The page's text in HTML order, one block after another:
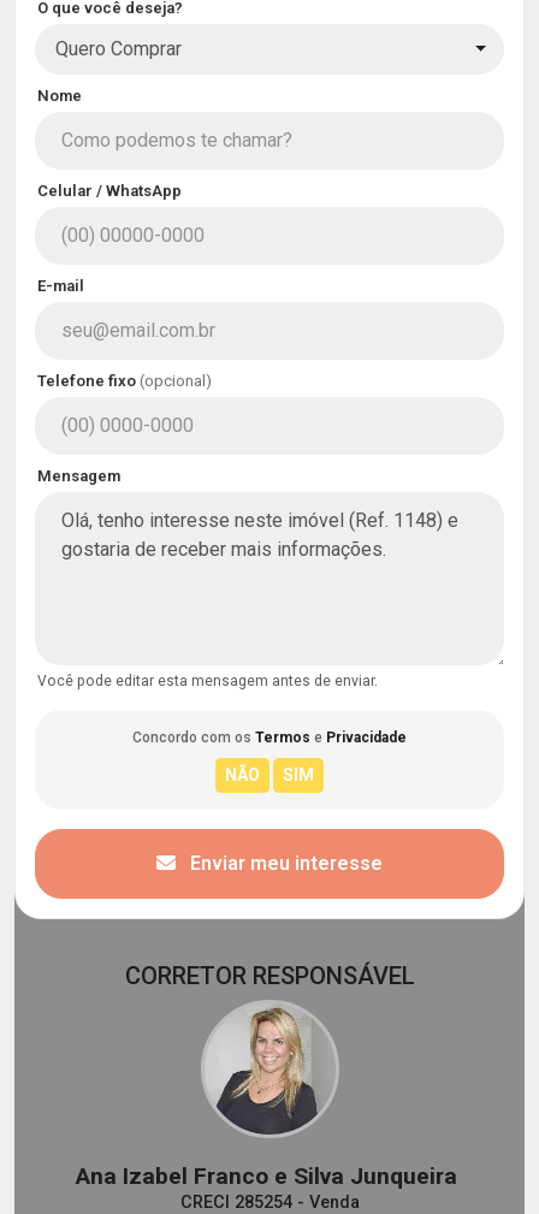
O que você deseja?
Quero Comprar
Nome
Celular / WhatsApp
E-mail
Telefone fixo (opcional)
Mensagem
Você pode editar esta mensagem antes de enviar.
Concordo com os Termos e Privacidade
Enviar meu interesse
CORRETOR RESPONSÁVEL
Ana Izabel Franco e Silva Junqueira
CRECI 285254 - Venda